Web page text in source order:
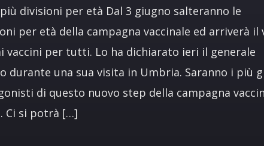
divisioni per età Dal 3 giugno salteranno le
per età della campagna vaccinale ed arriverà il
vaccini per tutti. Lo ha dichiarato ieri il generale
durante una sua visita in Umbria. Saranno i più
di questo nuovo step della campagna
Ci si potrà […]